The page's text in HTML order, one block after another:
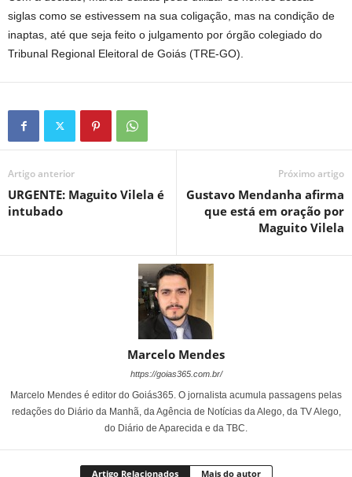
siglas como se estivessem na sua coligação, mas na condição de
inaptas, até que seja feito o julgamento por órgão colegiado do
Tribunal Regional Eleitoral de Goiás (TRE-GO).
Artigo anterior
URGENTE: Maguito Vilela é
intubado
Próximo artigo
Gustavo Mendanha afirma
que está em oração por
Maguito Vilela
Marcelo Mendes
https://goias365.com.br/
Marcelo Mendes é editor do Goiás365. O jornalista acumula passagens pelas
redações do Diário da Manhã, da Agência de Notícias da Alego, da TV Alego,
do Diário de Aparecida e da TBC.
Artigo Relacionados Mais do autor